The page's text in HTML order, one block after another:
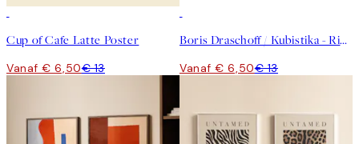
Cup of Cafe Latte Poster
Vanaf € 6,50€ 13
Boris Draschoff / Kubistika - Rising Poster
Vanaf € 6,50€ 13